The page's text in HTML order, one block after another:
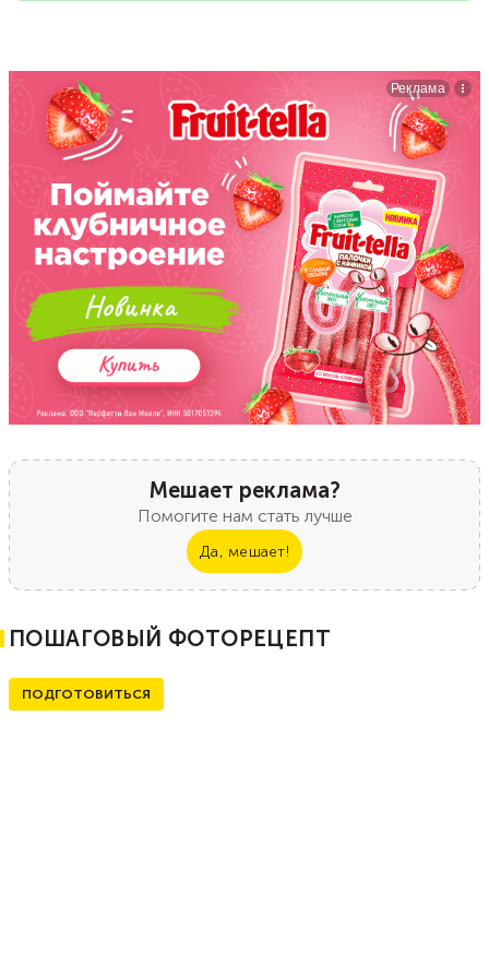
Мешает реклама?
Помогите нам стать лучше
Да, мешает!
ПОШАГОВЫЙ ФОТОРЕЦЕПТ
ПОДГОТОВИТЬСЯ